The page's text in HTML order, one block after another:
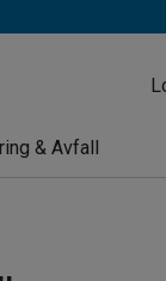
& Avfall